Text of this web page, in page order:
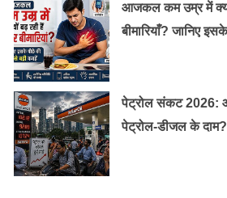
आजकल कम उम्र में
बीमारियाँ? जानिए
पेट्रोल संकट 2026:
पेट्रोल-डीजल के दाम?